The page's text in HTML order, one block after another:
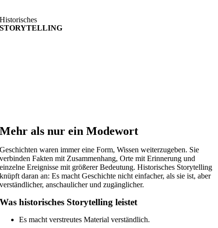
Historisches
STORYTELLING
Mehr als nur ein Modewort
Geschichten waren immer eine Form, Wissen weiterzugeben. Sie
verbinden Fakten mit Zusammenhang, Orte mit Erinnerung und
einzelne Ereignisse mit größerer Bedeutung. Historisches Storytelling
knüpft daran an: Es macht Geschichte nicht einfacher, als sie ist, aber
verständlicher, anschaulicher und zugänglicher.
Was historisches Storytelling leistet
Es macht verstreutes Material verständlich.